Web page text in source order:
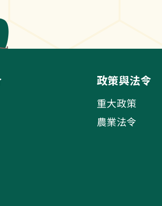
政策與法令
重大政策
農業法令